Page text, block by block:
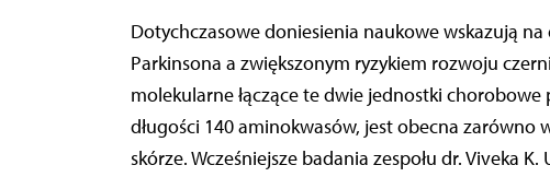
Dotychczasowe doniesienia naukowe wskazują
Parkinsona a zwiększonym ryzykiem rozwoju
molekularne łączące te dwie jednostki chorobowe
długości 140 aminokwasów, jest obecna zarówno
skórze. Wcześniejsze badania zespołu dr. Viveka